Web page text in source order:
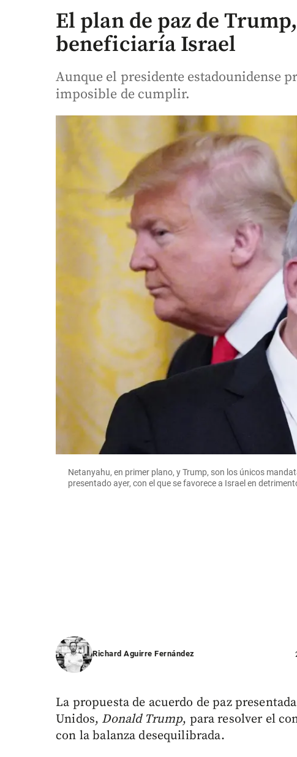
El plan de paz de
beneficiaría Israel
Aunque el presidente estadounidense
imposible de cumplir.
Netanyahu, en primer plano, y Trump, son los únicos
presentado ayer, con el que se favorece a Israel en
Richard Aguirre Fernández
La propuesta de acuerdo de paz
Unidos, Donald Trump, para resolver el
con la balanza desequilibrada.